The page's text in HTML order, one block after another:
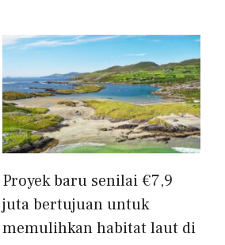
Proyek baru senilai €7,9
juta bertujuan untuk
memulihkan habitat laut di